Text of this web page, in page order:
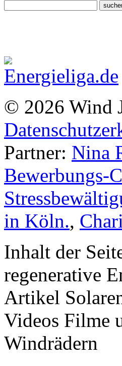
© 2026 Wind
Partner: Nina
Bewerbungs-
in Köln.,
Inhalt der
regenerative
Artikel
Videos Filme
Windrädern